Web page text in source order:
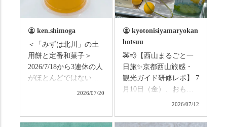
ken.shimoga
＜「みずは北川」の土
用餅と定番和菓子＞
2026/7/18から3連休の人
がほとんどではないか
ものすごい暑さが続き
2026/07/20
kyotonisiyamaryokan
hotsuu
🚕💨【西山まるごと一
日旅✨京都西山旅感・
観光ガイド研修レポ】 7
月10日（金）、おもて
西山の魅力をぎゅっと
2026/07/12